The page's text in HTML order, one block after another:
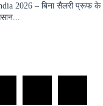
2026 – बिना सैलरी प्रूफ के